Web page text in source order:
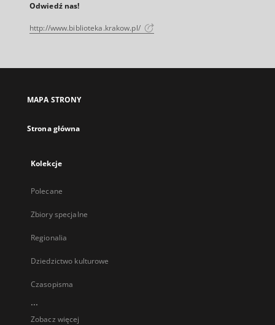
Odwiedź nas!
http://www.biblioteka.krakow.pl/
MAPA STRONY
Strona główna
Kolekcje
Polecane
Zbiory specjalne
Regionalia
Dziedzictwo kulturowe
Czasopisma
...
Zobacz więcej